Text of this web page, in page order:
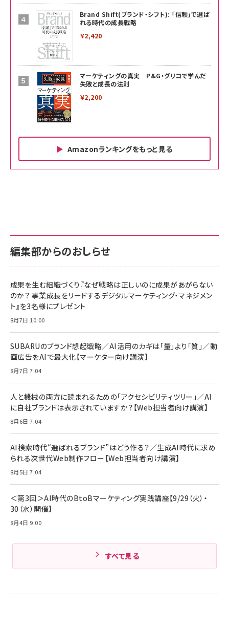
Brand Shift(ブランド・シフト): 「信頼」で選ば
れる時代の成長戦略
￥2,420
マーケティングの真実 P&G・グリコで学んだ
失敗と成長の法則
￥2,200
Amazonランキングをもっと見る
￥880
anan(アンアン)2026/06/24号 No.2500増刊
スペシャルエディション[王道エンタメの矜持／
￥1,100
anan(アンアン)2026/07/08号 No.2502[2026
￥880
ママ投資家が育休中に１億貯めた株式投資
組織の成果を最大化する ルールのデザイン
￥1,980
Amazonランキングをもっと見る
サポート正規品 メーカー保証5年 KLMEA128G
NIMASO ガラスフィルム iPhone 17 用 保護フィ
すい ガイド枠付き いPhone17 (6.3インチ) 対応
2枚セット DSP25F1698
￥1,599
￥6,980
全ワイヤレスイヤホン/アクティブノイズキャンセリ
技術基準適合】ブラック
￥5,990
ケーブル Anker絡まないケーブル 240W 結束バン
ド付き USB PD対応 シリコン素材採用 iPhone
17 / 16 / 15 / Galaxy iPad Pro MacBook
Pro/Air 各種対応 (1.8m ミッドナイトブラック)
￥1,890
サポート正規品 メーカー保証5年 KLMEA128G
Amazon eギフトカード - Amazonロゴ - クラ
￥5,000
Anker PowerLine III Flow USB-C & USB-C
Pro/Air 各種対応 (1.8m ミッドナイトブラック)
￥1,890
サッポロ 生ビール 黒ラベル 350ml 缶 24本 ビー
ル ケース買い【6/30応募〆切! 黒ラベルビヤセラー
￥4,857
編集部からのおしらせ
成果を生む組織づくり『なぜ戦略は正しいのに成果があがらない
のか？ 事業成長をリードするデジタルマーケティング・マネジメン
ト』を3名様にプレゼント
8月7日 10:00
SUBARUのブランド想起戦略／AI活用のカギは「量」より「質」／動
画広告をAIで最大化【マーケター向け講演】
8月7日 7:04
人と機械の両方に読まれるための「アクセシビリティツリー」／AI
に自社ブランドは表示されていますか？【Web担当者向け講演】
8月6日 7:04
AI検索時代“選ばれるブランド”はどう作る？／生成AI時代に求め
られる次世代Web制作フロー【Web担当者向け講演】
8月5日 7:04
＜第3回＞AI時代のBtoBマーケティング実践講座【9/29（火）・
30（水）開催】
8月4日 9:00
すべて見る